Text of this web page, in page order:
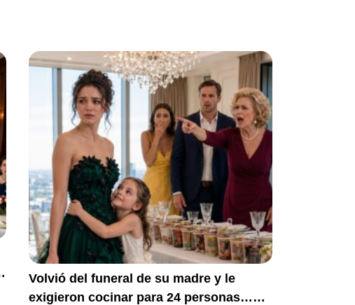
Volvió del funeral de su madre y le
exigieron cocinar para 24 personas…